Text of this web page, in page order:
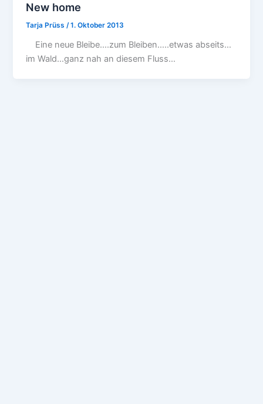
New home
Tarja Prüss/1. Oktober 2013
Eine neue Bleibe….zum Bleiben…..etwas abseits…
im Wald…ganz nah an diesem Fluss…